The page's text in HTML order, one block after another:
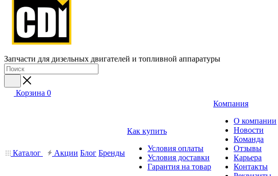
Запчасти для дизельных двигателей и топливной аппаратуры
Корзина 0
Каталог Акции Блог Бренды
Как купить
Условия оплаты
Условия доставки
Гарантия на товар
Компания
О компании
Новости
Команда
Отзывы
Карьера
Контакты